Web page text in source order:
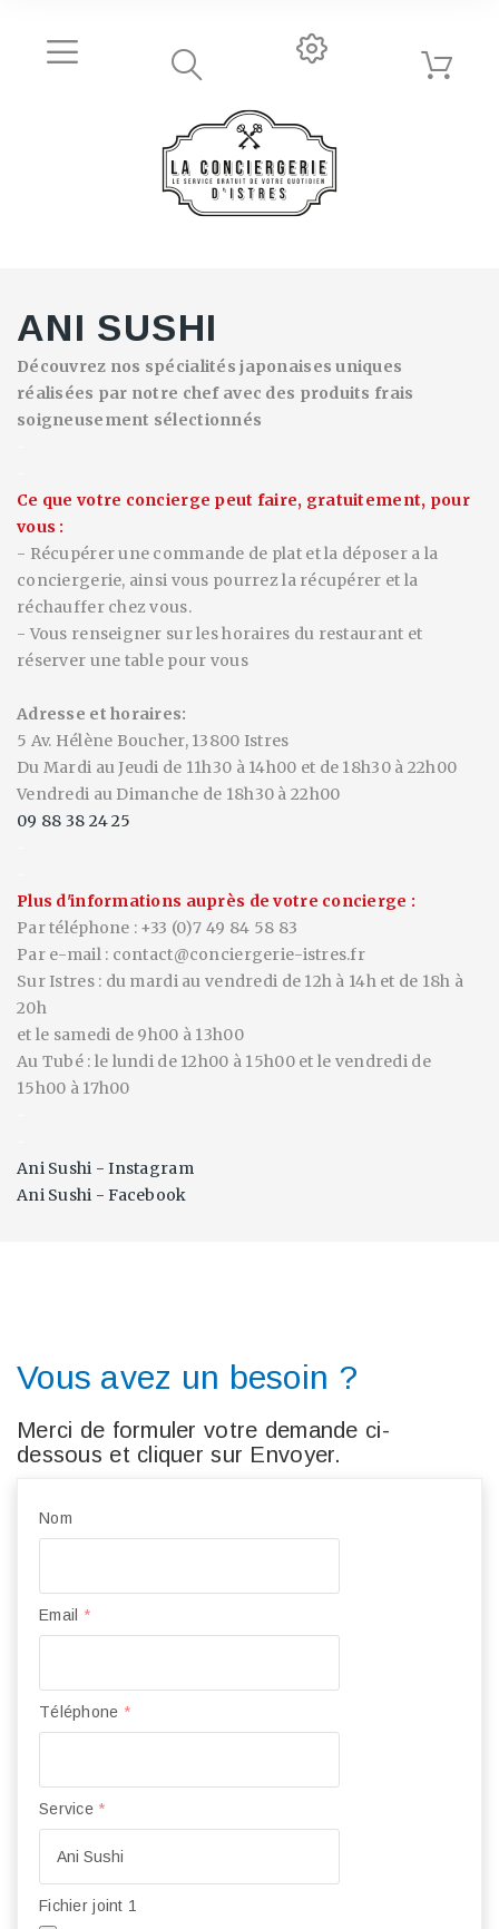
ANI SUSHI
Découvrez nos spécialités japonaises uniques
réalisées par notre chef avec des produits frais
soigneusement sélectionnés
Ce que votre concierge peut faire, gratuitement, pour
vous :
- Récupérer une commande de plat et la déposer a la
conciergerie, ainsi vous pourrez la récupérer et la
réchauffer chez vous.
- Vous renseigner sur les horaires du restaurant et
réserver une table pour vous
Adresse et horaires:
5 Av. Hélène Boucher, 13800 Istres
Du Mardi au Jeudi de 11h30 à 14h00 et de 18h30 à 22h00
Vendredi au Dimanche de 18h30 à 22h00
09 88 38 24 25
Plus d'informations auprès de votre concierge :
Par téléphone : +33 (0)7 49 84 58 83
Par e-mail : contact@conciergerie-istres.fr
Sur Istres : du mardi au vendredi de 12h à 14h et de 18h à
20h
et le samedi de 9h00 à 13h00
Au Tubé : le lundi de 12h00 à 15h00 et le vendredi de
15h00 à 17h00
Ani Sushi - Instagram
Ani Sushi - Facebook
Vous avez un besoin ?
Merci de formuler votre demande ci-
dessous et cliquer sur Envoyer.
Nom
Email *
Téléphone *
Service *
Fichier joint 1